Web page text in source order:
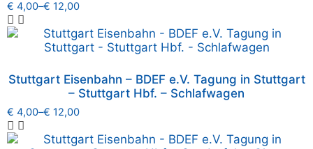
€ 4,00–€ 12,00
Stuttgart Eisenbahn – BDEF e.V. Tagung in Stuttgart
– Stuttgart Hbf. – Schlafwagen
€ 4,00–€ 12,00